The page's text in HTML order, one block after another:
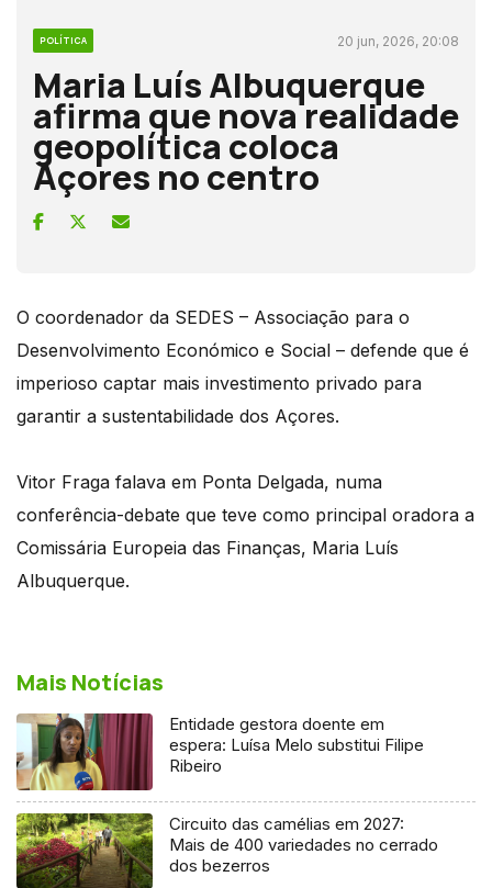
POLÍTICA 20 jun, 2026, 20:08
Maria Luís Albuquerque
afirma que nova realidade
geopolítica coloca
Açores no centro
O coordenador da SEDES – Associação para o
Desenvolvimento Económico e Social – defende que é
imperioso captar mais investimento privado para
garantir a sustentabilidade dos Açores.
Vitor Fraga falava em Ponta Delgada, numa
conferência-debate que teve como principal oradora a
Comissária Europeia das Finanças, Maria Luís
Albuquerque.
Mais Notícias
Entidade gestora doente em
espera: Luísa Melo substitui Filipe
Ribeiro
Circuito das camélias em 2027:
Mais de 400 variedades no cerrado
dos bezerros